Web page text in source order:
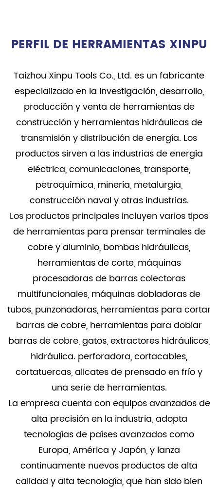
PERFIL DE HERRAMIENTAS XINPU
Taizhou Xinpu Tools Co., Ltd. es un fabricante
especializado en la investigación, desarrollo,
producción y venta de herramientas de
construcción y herramientas hidráulicas de
transmisión y distribución de energía. Los
productos sirven a las industrias de energía
eléctrica, comunicaciones, transporte,
petroquímica, minería, metalurgia,
construcción naval y otras industrias.
Los productos principales incluyen varios tipos
de herramientas para prensar terminales de
cobre y aluminio, bombas hidráulicas,
herramientas de corte, máquinas
procesadoras de barras colectoras
multifuncionales, máquinas dobladoras de
tubos, punzonadoras, herramientas para cortar
barras de cobre, herramientas para doblar
barras de cobre, gatos, extractores hidráulicos,
hidráulica. perforadora, cortacables,
cortatuercas, alicates de prensado en frío y
una serie de herramientas.
La empresa cuenta con equipos avanzados de
alta precisión en la industria, adopta
tecnologías de países avanzados como
Europa, América y Japón, y lanza
continuamente nuevos productos de alta
calidad y alta tecnología, que han sido bien